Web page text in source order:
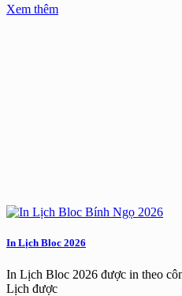
Xem thêm
In Lịch Bloc 2026
In Lịch Bloc 2026 được in theo
Lịch được